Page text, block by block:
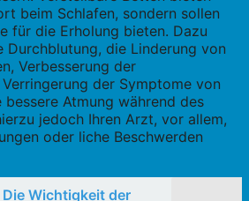
beim Schlafen, sondern sollen
für die Erholung bieten. Dazu
Durchblutung, die Linderung von
Verbesserung der
der Symptome von
bessere Atmung während des
jedoch Ihren Arzt, vor allem,
oder liche Beschwerden
Die Wichtigkeit der